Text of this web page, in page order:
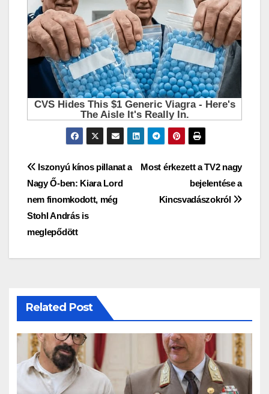
Bejegyzés
navigáció
Most érkezett a TV2 nagy
bejelentése a
Kincsvadászokról
Iszonyú kínos pillanat a
Nagy Ő-ben: Kiara Lord
nem finomkodott, még
Stohl András is
meglepődött
Related Post